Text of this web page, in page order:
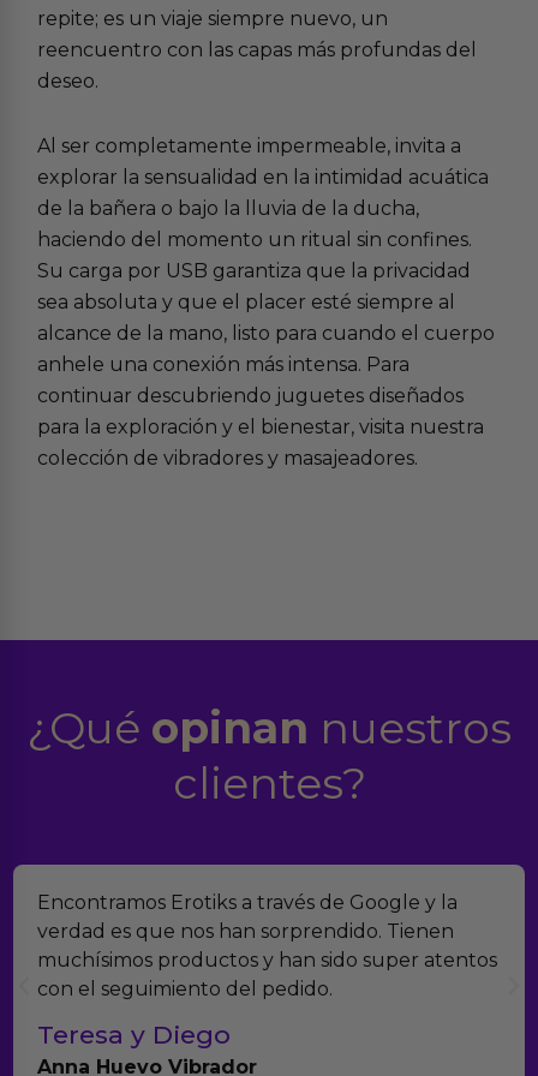
repite; es un viaje siempre nuevo, un
reencuentro con las capas más profundas del
deseo.
Al ser completamente impermeable, invita a
explorar la sensualidad en la intimidad acuática
de la bañera o bajo la lluvia de la ducha,
haciendo del momento un ritual sin confines.
Su carga por USB garantiza que la privacidad
sea absoluta y que el placer esté siempre al
alcance de la mano, listo para cuando el cuerpo
anhele una conexión más intensa. Para
continuar descubriendo juguetes diseñados
para la exploración y el bienestar, visita nuestra
colección devibradores y masajeadores.
¿Qué opinan nuestros
clientes?
Suelo comprar en tiendas eróticas online, y
Erotiks es una de las que más me gustan. No he
tenido nunca ningún problema con los
productos.
Paula A.
Brightpurple Vibrador y Rotador